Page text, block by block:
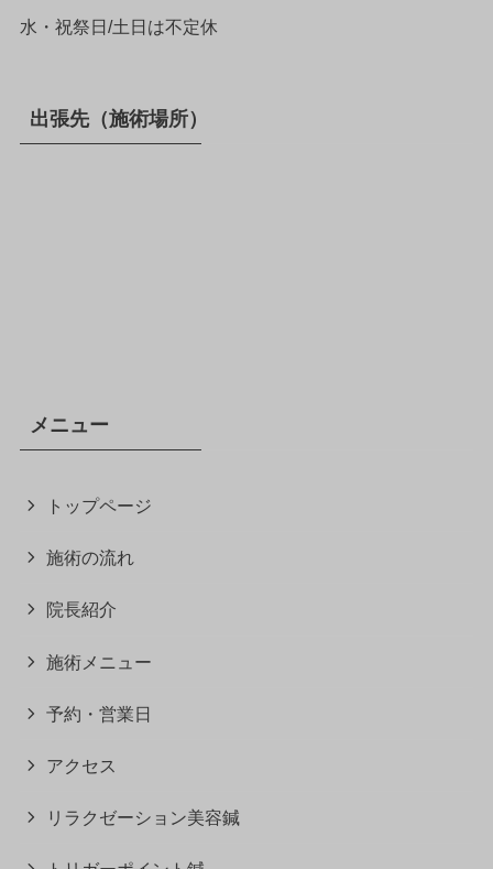
水・祝祭日/土日は不定休
出張先（施術場所）
メニュー
トップページ
施術の流れ
院長紹介
施術メニュー
予約・営業日
アクセス
リラクゼーション美容鍼